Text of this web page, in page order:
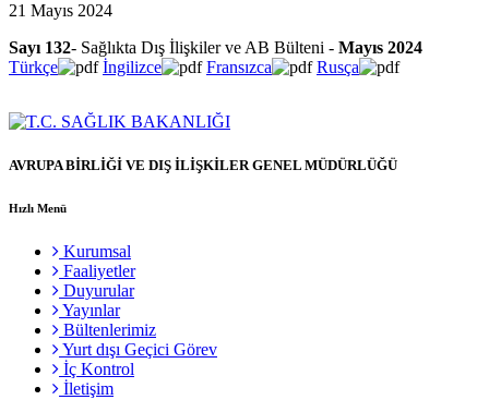
21 Mayıs 2024
Sayı 132- Sağlıkta Dış İlişkiler ve AB Bülteni - Mayıs 2024
Türkçe
İngilizce Fransızca Rusça
AVRUPA BİRLİĞİ VE DIŞ İLİŞKİLER GENEL MÜDÜRLÜĞÜ
Hızlı Menü
Kurumsal
Faaliyetler
Duyurular
Yayınlar
Bültenlerimiz
Yurt dışı Geçici Görev
İç Kontrol
İletişim